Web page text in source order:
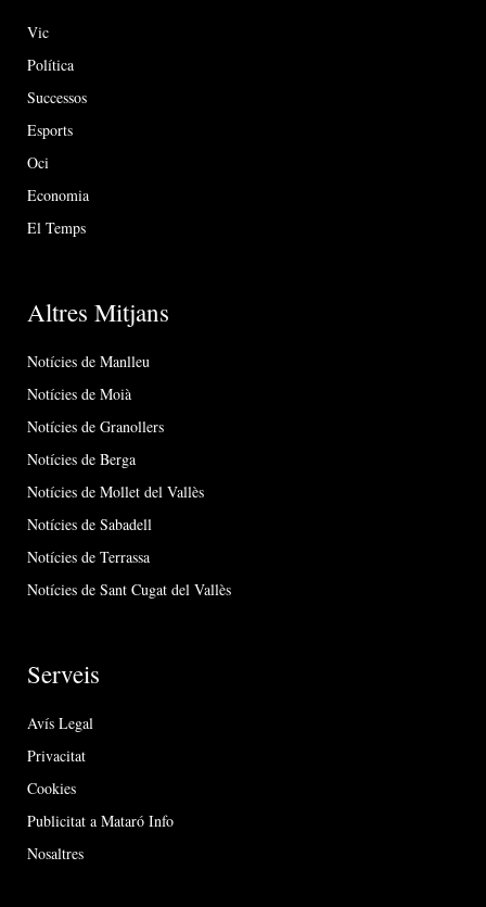
Vic
Política
Successos
Esports
Oci
Economia
El Temps
Altres Mitjans
Notícies de Manlleu
Notícies de Moià
Notícies de Granollers
Notícies de Berga
Notícies de Mollet del Vallès
Notícies de Sabadell
Notícies de Terrassa
Notícies de Sant Cugat del Vallès
Serveis
Avís Legal
Privacitat
Cookies
Publicitat a Mataró Info
Nosaltres